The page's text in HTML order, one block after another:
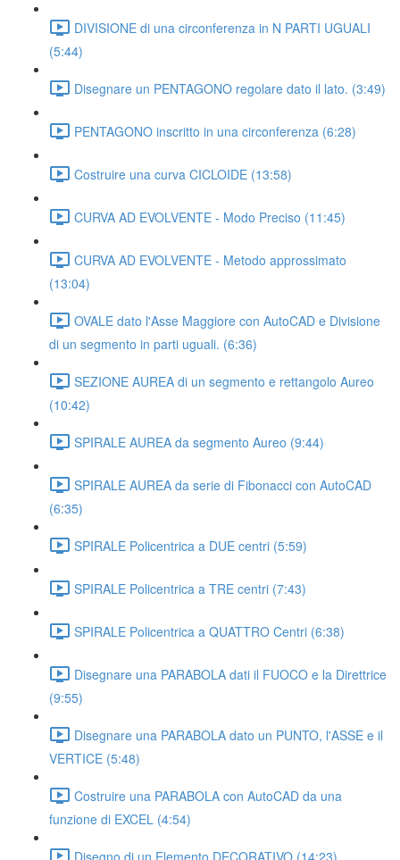
DIVISIONE di una circonferenza in N PARTI UGUALI
(5:44)
Disegnare un PENTAGONO regolare dato il lato. (3:49)
PENTAGONO inscritto in una circonferenza (6:28)
Costruire una curva CICLOIDE (13:58)
CURVA AD EVOLVENTE - Modo Preciso (11:45)
CURVA AD EVOLVENTE - Metodo approssimato
(13:04)
OVALE dato l'Asse Maggiore con AutoCAD e Divisione
di un segmento in parti uguali. (6:36)
SEZIONE AUREA di un segmento e rettangolo Aureo
(10:42)
SPIRALE AUREA da segmento Aureo (9:44)
SPIRALE AUREA da serie di Fibonacci con AutoCAD
(6:35)
SPIRALE Policentrica a DUE centri (5:59)
SPIRALE Policentrica a TRE centri (7:43)
SPIRALE Policentrica a QUATTRO Centri (6:38)
Disegnare una PARABOLA dati il FUOCO e la Direttrice
(9:55)
Disegnare una PARABOLA dato un PUNTO, l'ASSE e il
VERTICE (5:48)
Costruire una PARABOLA con AutoCAD da una
funzione di EXCEL (4:54)
Disegno di un Elemento DECORATIVO (14:23)